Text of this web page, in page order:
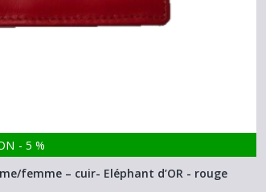
- 5 %
femme – cuir- Eléphant d’OR - rouge